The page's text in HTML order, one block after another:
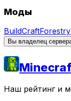
Моды
BuildCraftForestry
Вы владелец
Наш рейтинг и